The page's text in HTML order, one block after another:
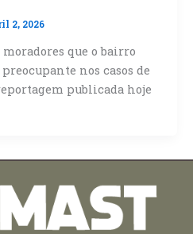
2, 2026
que o bairro
nos casos de
publicada hoje